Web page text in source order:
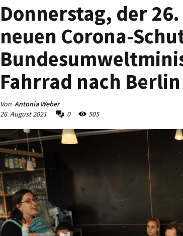
Donnerstag, der
neuen Corona-
Fahrrad nach Berlin
Von Antonia Weber
26. August 2021
0 505